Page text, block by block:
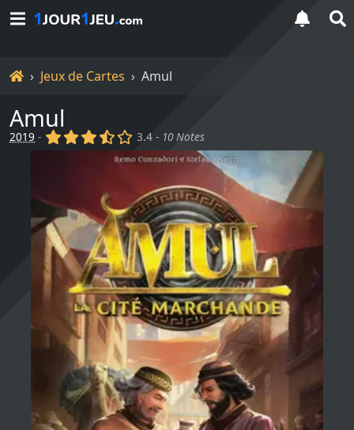
Accueil
Jeux de Cartes Amul
Amul
2019 - (x) (x) (x) (,) ()
3.4 - 10 Notes